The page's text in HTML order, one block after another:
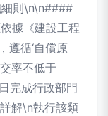
細則\n\n####
據《建設工程
遵循‘自償原
率不低于
完成行政部門
解\n執行該類